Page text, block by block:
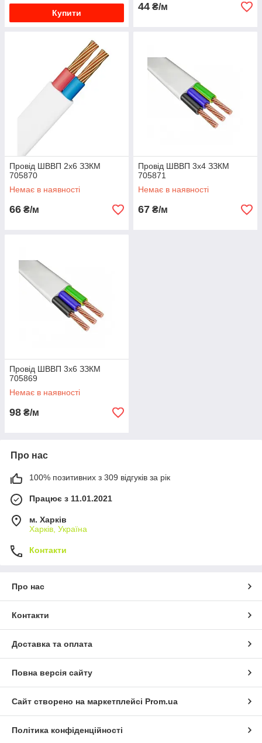
Купити
44 ₴/м
Провід ШВВП 2х6 ЗЗКМ
705870
Немає в наявності
66 ₴/м
Провід ШВВП 3х4 ЗЗКМ
705871
Немає в наявності
67 ₴/м
Провід ШВВП 3х6 ЗЗКМ
705869
Немає в наявності
98 ₴/м
Про нас
100% позитивних з 309 відгуків за рік
Працює з 11.01.2021
м. Харків
Харків, Україна
Контакти
Про нас
Контакти
Доставка та оплата
Повна версія сайту
Сайт створено на маркетплейсі Prom.ua
Політика конфіденційності